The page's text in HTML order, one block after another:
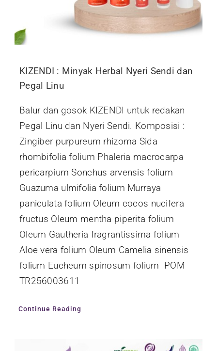
KIZENDI : Minyak Herbal Nyeri Sendi dan
Pegal Linu
Balur dan gosok KIZENDI untuk redakan
Pegal Linu dan Nyeri Sendi. Komposisi :
Zingiber purpureum rhizoma Sida
rhombifolia folium Phaleria macrocarpa
pericarpium Sonchus arvensis folium
Guazuma ulmifolia folium Murraya
paniculata folium Oleum cocos nucifera
fructus Oleum mentha piperita folium
Oleum Gautheria fragrantissima folium
Aloe vera folium Oleum Camelia sinensis
folium Eucheum spinosum folium POM
TR256003611
Continue Reading